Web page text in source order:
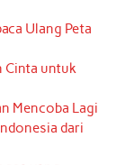
Ulang Peta
Cinta untuk
Mencoba Lagi
dari